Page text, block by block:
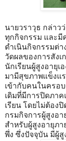
นายวราวุธ กล่าว
ทุกกิจกรรม และมี
ดำเนินกิจกรรมต่า
วัดผลของการสัง
นักเรียนผู้สูงอายุเ
มามีสุขภาพแข็งแ
เข้ากับคนในครอ
เดิมที่มีการปิดภาค
เรียน โดยไม่ต้อง
กรมกิจการผู้สูงอ
สำหรับผู้สูงอายุภ
พึ่ง ซึ่งปัจจุบัน มีผู้สู